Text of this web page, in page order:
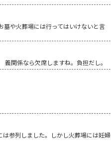
や火葬場には行ってはいけないと言
関係なら欠席しますね。負担だし。
参列しました。しかし火葬場には妊婦